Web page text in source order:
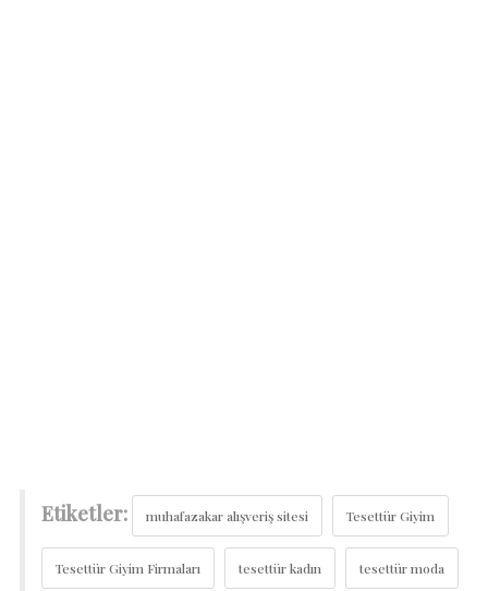
Etiketler: muhafazakar alışveriş sitesi Tesettür Giyim
Tesettür Giyim Firmaları tesettür kadın tesettür moda